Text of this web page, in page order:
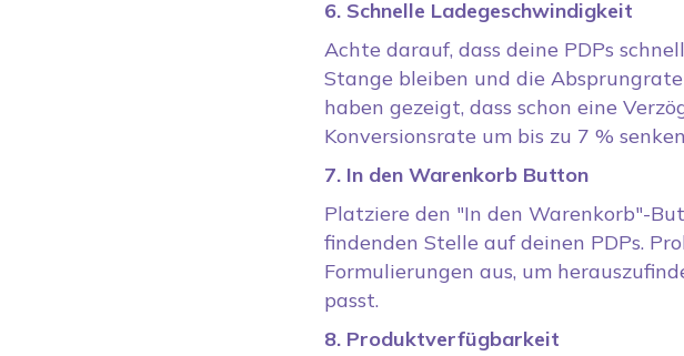
6. Schnelle Ladegeschwindigkeit
Achte darauf, dass deine PDPs
Stange bleiben und die
haben gezeigt, dass schon eine
Konversionsrate um bis zu 7 %
7. In den Warenkorb Button
Platziere den "In den Warenkorb"-
findenden Stelle auf deinen PDPs.
Formulierungen aus, um
passt.
8. Produktverfügbarkeit